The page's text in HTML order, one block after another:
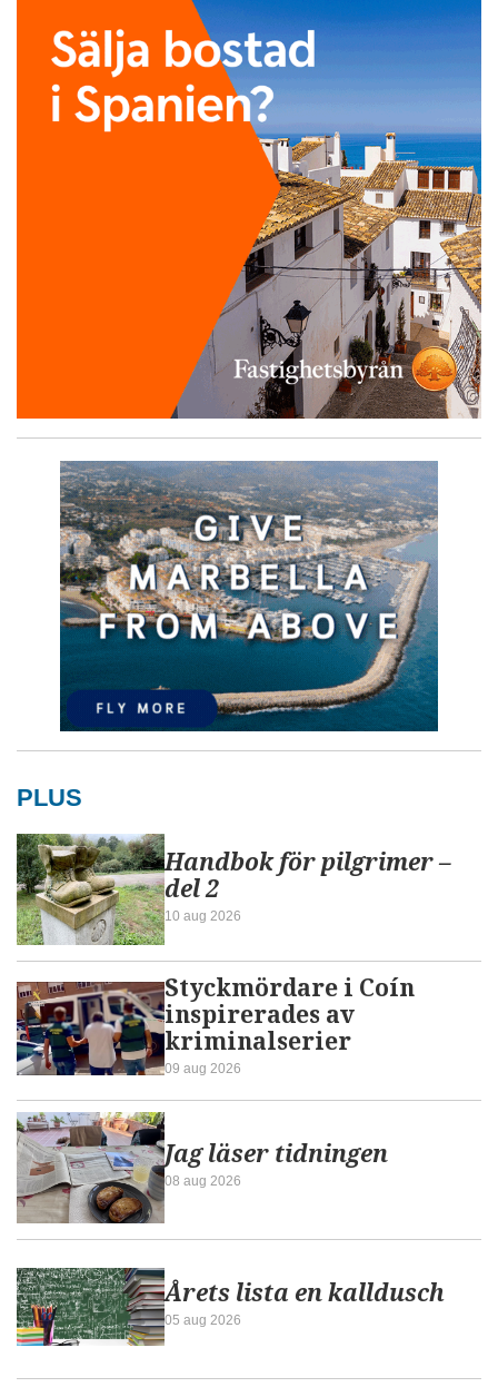
PLUS
Handbok för pilgrimer –
del 2
10 aug 2026
Styckmördare i Coín
inspirerades av
kriminalserier
09 aug 2026
Jag läser tidningen
08 aug 2026
Årets lista en kalldusch
05 aug 2026